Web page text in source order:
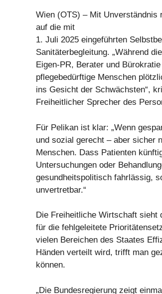
Wien (OTS) – Mit
auf die mit
1. Juli 2025 eingeführten
Sanitäterbegleitung. „Während
Eigen-PR, Berater und
pflegebedürftige Menschen
ins Gesicht der Schwächsten“,
Freiheitlicher Sprecher des
Für Pelikan ist klar: „Wenn
und sozial gerecht – aber sicher
Menschen. Dass Patienten
Untersuchungen oder
gesundheitspolitisch fahrlässig,
unvertretbar.“
Die Freiheitliche Wirtschaft sieht
für die fehlgeleitete
vielen Bereichen des Staates
Händen verteilt wird, trifft man
können.
„Die Bundesregierung zeigt